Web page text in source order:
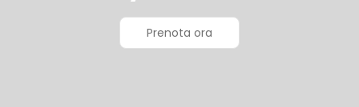
Prenota ora